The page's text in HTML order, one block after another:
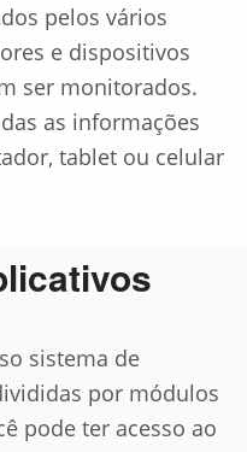
pelos vários
e dispositivos
ser monitorados.
as informações
tablet ou celular
sistema de
por módulos
pode ter acesso ao